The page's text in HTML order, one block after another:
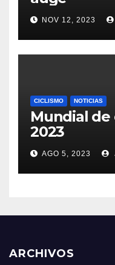
NOV 12, 2023
CICLISMO NOTICIAS
Mundial de
2023
AGO 5, 2023
ARCHIVOS